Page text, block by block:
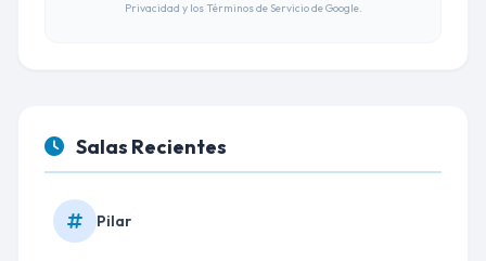
Salas Recientes
Pilar
Privacidad y losTérminos de Serviciode Google.